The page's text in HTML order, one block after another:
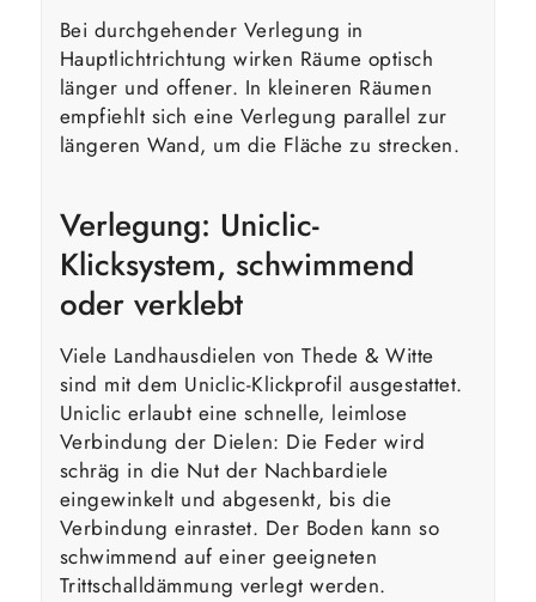
Bei durchgehender Verlegung in
Hauptlichtrichtung wirken Räume optisch
länger und offener. In kleineren Räumen
empfiehlt sich eine Verlegung parallel zur
längeren Wand, um die Fläche zu strecken.
Verlegung: Uniclic-
Klicksystem, schwimmend
oder verklebt
Viele Landhausdielen von Thede & Witte
sind mit dem Uniclic-Klickprofil ausgestattet.
Uniclic erlaubt eine schnelle, leimlose
Verbindung der Dielen: Die Feder wird
schräg in die Nut der Nachbardiele
eingewinkelt und abgesenkt, bis die
Verbindung einrastet. Der Boden kann so
schwimmend auf einer geeigneten
Trittschalldämmung verlegt werden.